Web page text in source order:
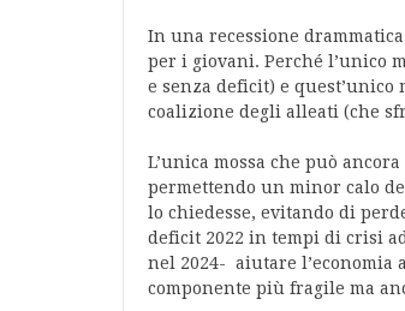
In una recessione
per i giovani. Perché l’unico
e senza deficit) e
coalizione degli alleati (che
L’unica mossa che può
permettendo un minor calo
lo chiedesse, evitando di
deficit 2022 in tempi di crisi
nel 2024- aiutare l’economia
componente più fragile ma